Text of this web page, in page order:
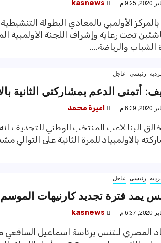
kasnews
بالمركز الأولمبي بالمعادي البطولة
تحت رعاية وإشراف اللجنة الأولمبية
الشباب والرياضة....
رئيسى عاجل
أتمنى الدعم بمشاركتي الثانية
اميرة محمد
البنا لاعب المنتخب الوطني للتجديف
بالاولمبياد للمرة الثانية على التوالي
رئيسى عاجل
يمد فترة تجديد كارنيهات
kasnews
المصري للتنس برئاسة اسماعيل السافعي